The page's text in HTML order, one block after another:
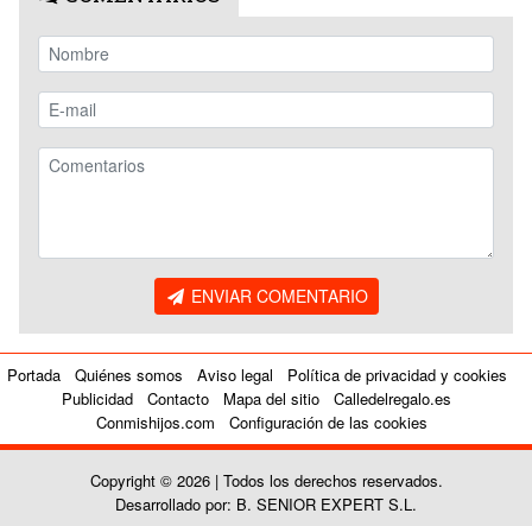
ENVIAR COMENTARIO
Portada Quiénes somos Aviso legal
Política de privacidad y cookies
Publicidad
Contacto Mapa del sitio
Calledelregalo.es
Conmishijos.com
Configuración de las cookies
Copyright © 2026 | Todos los derechos reservados.
Desarrollado por: B. SENIOR EXPERT S.L.